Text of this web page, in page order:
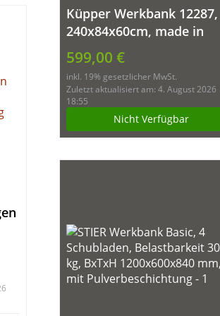
Küpper Werkbank 12287,
240x84x60cm, made in
Germany
599,00 €
inkl. 19% gesetzlicher MwSt.
Zuletzt aktualisiert am: 4. August 2026
18:55
Nicht Verfügbar